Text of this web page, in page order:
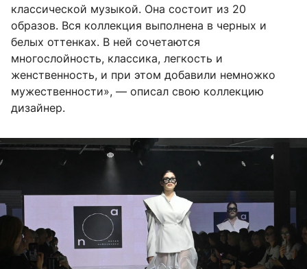
классической музыкой. Она состоит из 20
образов. Вся коллекция выполнена в черных и
белых оттенках. В ней сочетаются
многослойность, классика, легкость и
женственность, и при этом добавили немножко
мужественности», — описал свою коллекцию
дизайнер.